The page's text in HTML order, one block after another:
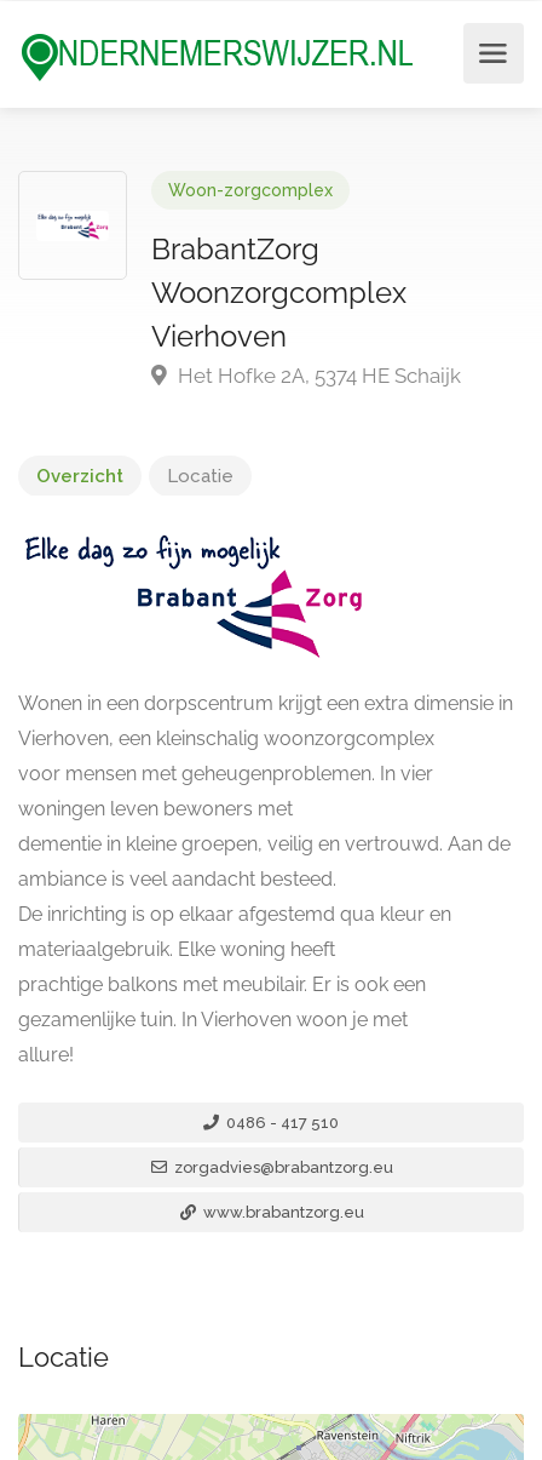
Woon-zorgcomplex
BrabantZorg
Woonzorgcomplex
Vierhoven
Het Hofke 2A, 5374 HE Schaijk
Overzicht Locatie
Wonen in een dorpscentrum krijgt een extra dimensie in
Vierhoven, een kleinschalig woonzorgcomplex
voor mensen met geheugenproblemen. In vier
woningen leven bewoners met
dementie in kleine groepen, veilig en vertrouwd. Aan de
ambiance is veel aandacht besteed.
De inrichting is op elkaar afgestemd qua kleur en
materiaalgebruik. Elke woning heeft
prachtige balkons met meubilair. Er is ook een
gezamenlijke tuin. In Vierhoven woon je met
allure!
0486 - 417 510
zorgadvies@brabantzorg.eu
www.brabantzorg.eu
Locatie